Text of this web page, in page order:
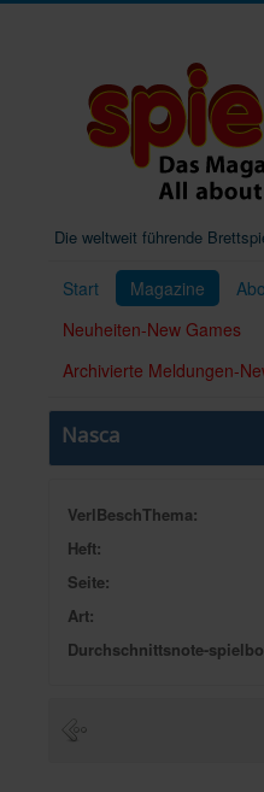
Die weltweit führende
Start Magazine
Neuheiten-New Games
Archivierte Meldungen-
Nasca
VerlBeschThema:
Heft:
Seite:
Art:
Durchschnittsnote-